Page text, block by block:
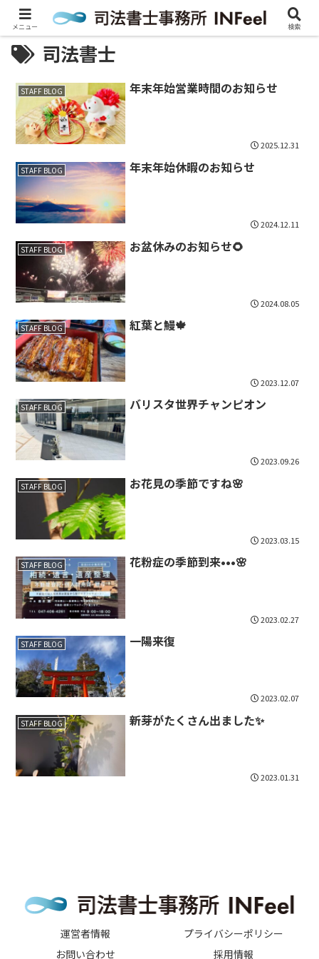
司法書士
STAFF BLOG 年末年始営業時間のお知らせ
2025.12.31
STAFF BLOG 年末年始休暇のお知らせ
2024.12.11
STAFF BLOG お盆休みのお知らせ🌻
2024.08.05
STAFF BLOG 紅葉と鰻🍁
2023.12.07
STAFF BLOG バリスタ世界チャンピオン
2023.09.26
STAFF BLOG お花見の季節ですね🌸
2023.03.15
STAFF BLOG 花粉症の季節到来•••🌸
2023.02.27
STAFF BLOG 一陽来復
2023.02.07
STAFF BLOG 新芽がたくさん出ました✨
2023.01.31
運営者情報
プライバシーポリシー
お問い合わせ
採用情報
メニュー 検索